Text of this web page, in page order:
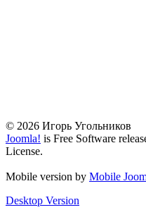
© 2026 Игорь Угольников
Joomla! is Free Software
License.
Mobile version by Mobile
Desktop Version